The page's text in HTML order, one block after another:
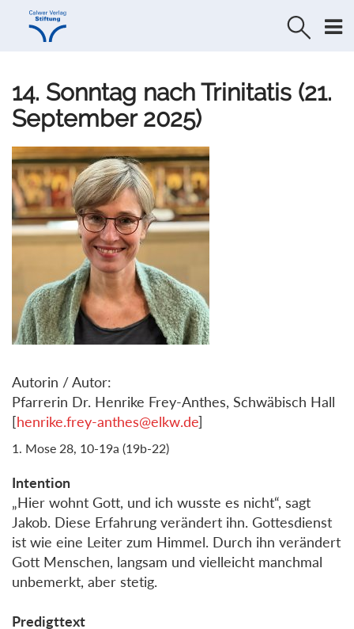
Direkt
Direkt
14. Sonntag nach Trinitatis (21.
September 2025)
Autorin / Autor:
Pfarrerin Dr. Henrike Frey-Anthes, Schwäbisch Hall
[henrike.frey-anthes@elkw.de]
1. Mose 28, 10-19a (19b-22)
Intention
„Hier wohnt Gott, und ich wusste es nicht“, sagt
Jakob. Diese Erfahrung verändert ihn. Gottesdienst
ist wie eine Leiter zum Himmel. Durch ihn verändert
Gott Menschen, langsam und vielleicht manchmal
unbemerkt, aber stetig.
Predigttext